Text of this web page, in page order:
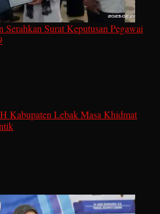
Surat Keputusan Pegawai
Kabupaten Lebak Masa Khidmat